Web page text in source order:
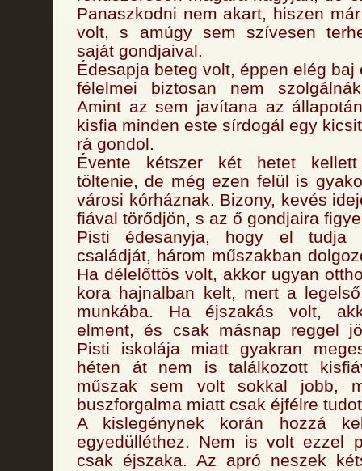
Panaszkodni nem akart, hiszen
volt, s amúgy sem szívesen
saját gondjaival.
Édesapja beteg volt, éppen elég baj
félelmei biztosan nem
Amint az sem javítana az
kisfia minden este sírdogál egy
rá gondol.
Évente kétszer két hetet kellett
töltenie, de még ezen felül is
városi kórháznak. Bizony, kevés
fiával törődjön, s az ő gondjaira
Pisti édesanyja, hogy el tudja
családját, három műszakban
Ha délelőttös volt, akkor ugyan
kora hajnalban kelt, mert a
munkába. Ha éjszakás volt,
elment, és csak másnap reggel
Pisti iskolája miatt gyakran
héten át nem is találkozott
műszak sem volt sokkal jobb,
buszforgalma miatt csak éjfélre
A kislegénynek korán hozzá
egyedülléthez. Nem is volt ezzel
csak éjszaka. Az apró neszek